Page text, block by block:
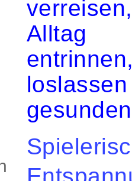
Alltag